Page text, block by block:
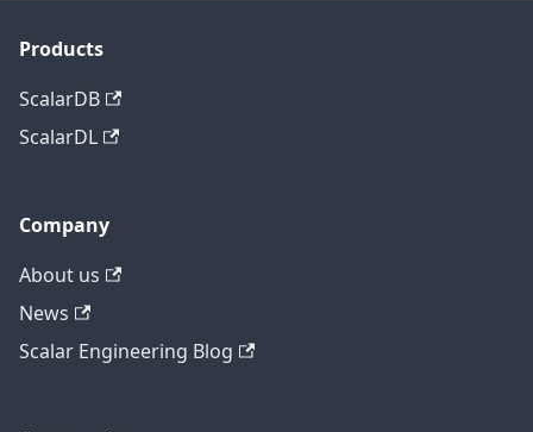
Products
ScalarDB
ScalarDL
Company
About us
News
Scalar Engineering Blog